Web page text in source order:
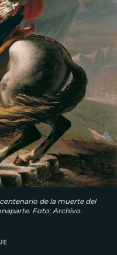
de la muerte del
Foto: Archivo.